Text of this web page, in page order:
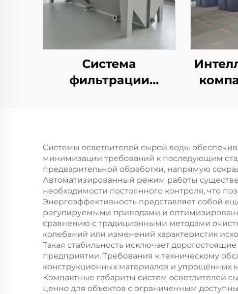
Система
фильтрации
с насосом PLC и
электродвигателем
Системы осветлителей сырой воды
минимизации требований к последующим
предварительной обработки, напрямую
Автоматизированный режим работы
необходимости постоянного контроля, что
Энергоэффективность представляет собой
регулируемыми приводами и
сравнению с традиционными методами
колебаний или изменений характеристик
Такая стабильность исключает
предприятии. Требования к техническому
конструкционных материалов и упрощённых
Компактные габариты систем осветлителей
ценно для объектов с ограниченным